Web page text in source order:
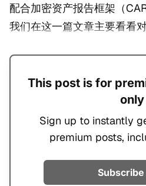
配合加密资产报告框架（
我们在这一篇文章主要看看
This post is for
only
Sign up to instantly
premium posts,